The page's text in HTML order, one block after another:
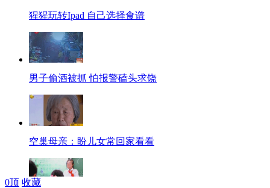
猩猩玩转Ipad 自己选择食谱
男子偷酒被抓 怕报警磕头求饶
空巢母亲：盼儿女常回家看看
0顶 收藏